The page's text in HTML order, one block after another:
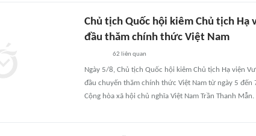
Chủ tịch Quốc hội kiêm Chủ tịch Hạ
đầu thăm chính thức Việt Nam
62 liên quan
Ngày 5/8, Chủ tịch Quốc hội kiêm Chủ tịch Hạ viện
đầu chuyến thăm chính thức Việt Nam từ ngày 5
Cộng hòa xã hội chủ nghĩa Việt Nam Trần Thanh Mẫn.